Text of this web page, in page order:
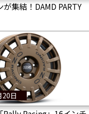
が集結！DAMD PARTY
20日